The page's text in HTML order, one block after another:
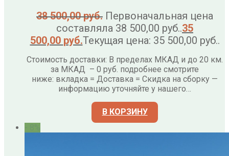
38 500,00руб. Первоначальная цена
составляла 38 500,00 руб..35
500,00 руб.Текущая цена: 35 500,00 руб..
Стоимость доставки: В пределах МКАД и до 20 км.
за МКАД – 0 руб. подробнее смотрите
ниже: вкладка = Доставка = Скидка на сборку —
информацию уточняйте у нашего…
В КОРЗИНУ